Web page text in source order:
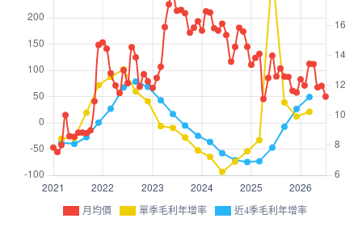
月均價 單季毛利年增率 近4季毛利年增率